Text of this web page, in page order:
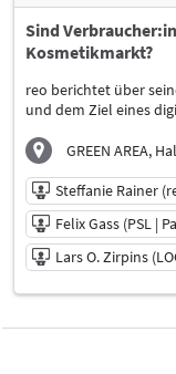
Sind
Kosmetikmarkt?
reo berichtet über
und dem Ziel eines
GREEN AREA,
Steffanie Rainer
Felix Gass (PSL |
Lars O. Zirpins